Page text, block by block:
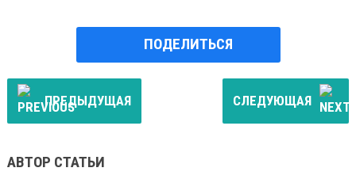
ПОДЕЛИТЬСЯ
ПРЕДЫДУЩАЯ СЛЕДУЮЩАЯ
АВТОР СТАТЬИ